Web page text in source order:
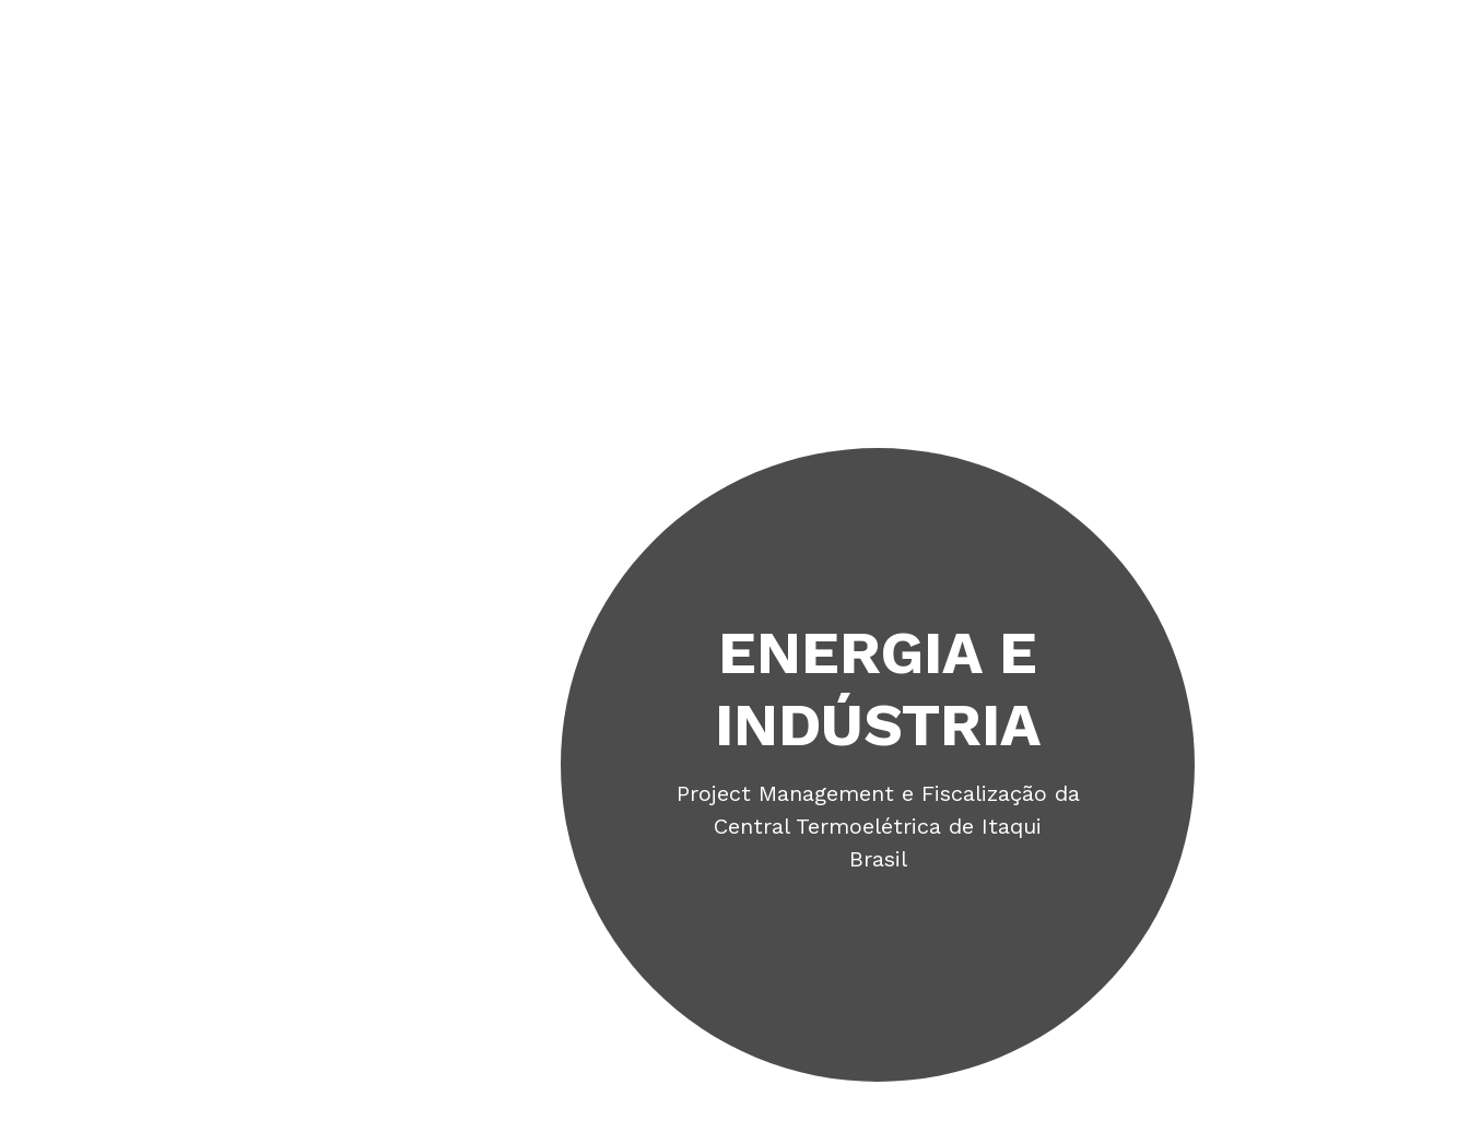
ENERGIA E
INDÚSTRIA
Project Management e Fiscalização da
Central Termoelétrica de Itaqui